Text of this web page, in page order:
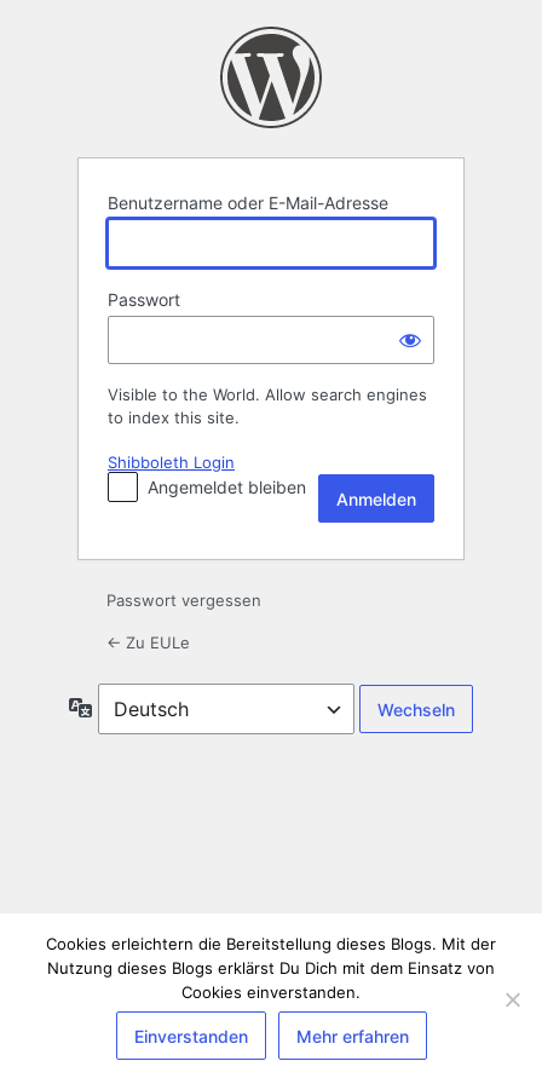
Benutzername oder E-Mail-Adresse
Passwort
Visible to the World. Allow search engines
to index this site.
Shibboleth Login
Angemeldet bleiben
Passwort vergessen
← Zu EULe
Sprache
Cookies erleichtern die Bereitstellung dieses Blogs. Mit der
Nutzung dieses Blogs erklärst Du Dich mit dem Einsatz von
Cookies einverstanden.
Einverstanden Mehr erfahren